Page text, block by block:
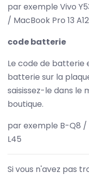
par exemple Vivo
/ MacBook Pro 13
code batterie
Le code de batterie
batterie sur la
saisissez-le dans le
boutique.
par exemple B-Q8 /
L45
Si vous n'avez pas